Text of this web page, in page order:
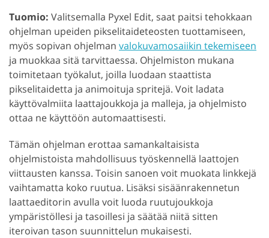
Tuomio: Valitsemalla Pyxel Edit, saat paitsi tehokkaan
ohjelman upeiden pikselitaideteosten tuottamiseen,
myös sopivan ohjelman valokuvamosaiikin tekemiseen
ja muokkaa sitä tarvittaessa. Ohjelmiston mukana
toimitetaan työkalut, joilla luodaan staattista
pikselitaidetta ja animoituja spritejä. Voit ladata
käyttövalmiita laattajoukkoja ja malleja, ja ohjelmisto
ottaa ne käyttöön automaattisesti.
Tämän ohjelman erottaa samankaltaisista
ohjelmistoista mahdollisuus työskennellä laattojen
viittausten kanssa. Toisin sanoen voit muokata linkkejä
vaihtamatta koko ruutua. Lisäksi sisäänrakennetun
laattaeditorin avulla voit luoda ruutujoukkoja
ympäristöllesi ja tasoillesi ja säätää niitä sitten
iteroivan tason suunnittelun mukaisesti.